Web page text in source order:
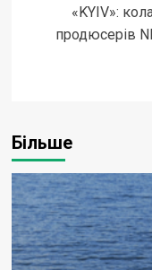
«KYIV»:
продюсерів
Більше